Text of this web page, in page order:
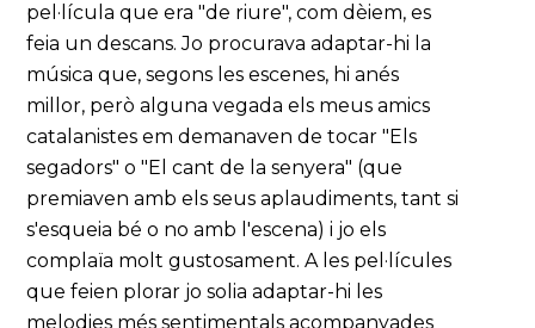
pel·lícula que era "de riure", com dèiem, es
feia un descans. Jo procurava adaptar-hi la
música que, segons les escenes, hi anés
millor, però alguna vegada els meus amics
catalanistes em demanaven de tocar "Els
segadors" o "El cant de la senyera" (que
premiaven amb els seus aplaudiments, tant si
s'esqueia bé o no amb l'escena) i jo els
complaïa molt gustosament. A les pel·lícules
que feien plorar jo solia adaptar-hi les
melodies més sentimentals acompanyades